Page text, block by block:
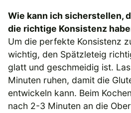
Wie kann ich sicherstellen,
die richtige Konsistenz
Um die perfekte Konsistenz
wichtig, den Spätzleteig
glatt und geschmeidig ist.
Minuten ruhen, damit die
entwickeln kann. Beim
nach 2-3 Minuten an die